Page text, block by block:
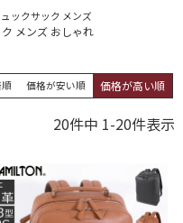
ュックサック メンズ
メンズ おしゃれ
価格が安い順 価格が高い順
20件中 1-20件表示